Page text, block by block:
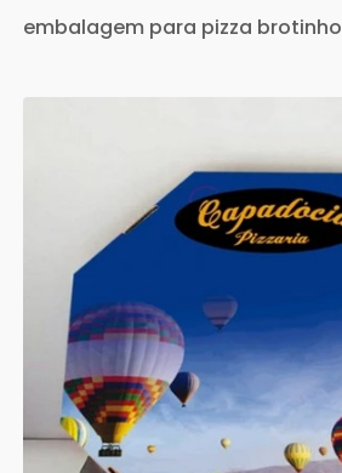
embalagem para pizza brotinho